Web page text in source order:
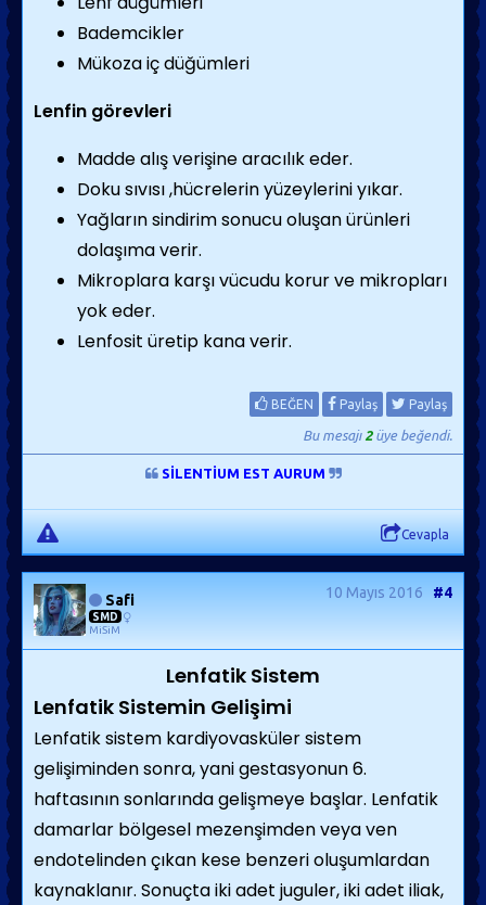
Bademcikler
Mükoza iç düğümleri
Lenfin görevleri
Madde alış verişine aracılık eder.
Doku sıvısı ,hücrelerin yüzeylerini yıkar.
Yağların sindirim sonucu oluşan ürünleri
dolaşıma verir.
Mikroplara karşı vücudu korur ve mikropları
yok eder.
Lenfosit üretip kana verir.
BEĞEN Paylaş Paylaş
Bu mesajı 2üye beğendi.
SİLENTİUM EST AURUM
Cevapla
Safi
SMD
MiSiM
10 Mayıs 2016 #4
Lenfatik Sistem
Lenfatik Sistemin Gelişimi
Lenfatik sistem kardiyovasküler sistem
gelişiminden sonra, yani gestasyonun 6.
haftasının sonlarında gelişmeye başlar. Lenfatik
damarlar bölgesel mezenşimden veya ven
endotelinden çıkan kese benzeri oluşumlardan
kaynaklanır. Sonuçta iki adet juguler, iki adet iliak,